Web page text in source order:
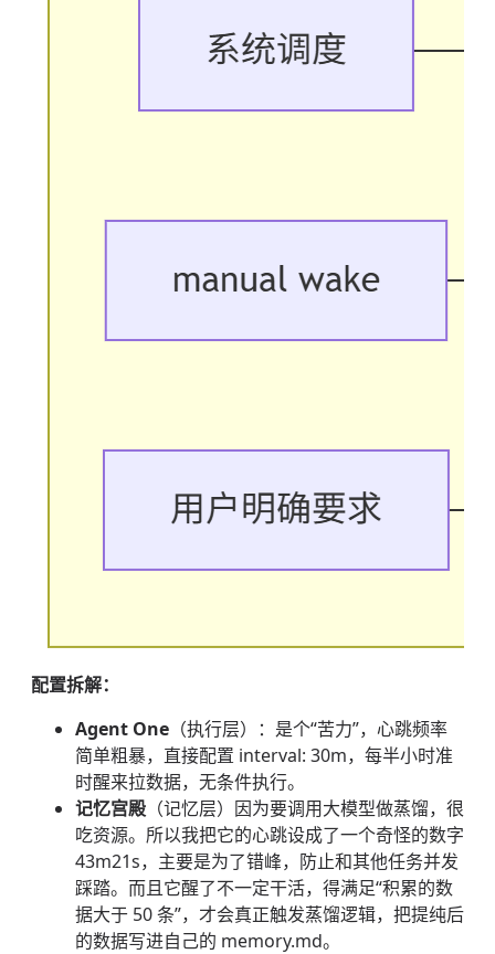
配置拆解：
Agent One （执行层）：是个“苦力”，心跳频率
简单粗暴，直接配置 interval: 30m，每半小时准
时醒来拉数据，无条件执行。
记忆宫殿 （记忆层）因为要调用大模型做蒸馏，很
吃资源。所以我把它的心跳设成了一个奇怪的数字
43m21s，主要是为了错峰，防止和其他任务并发
踩踏。而且它醒了不一定干活，得满足“积累的数
据大于 50 条”，才会真正触发蒸馏逻辑，把提纯后
的数据写进自己的 memory.md。